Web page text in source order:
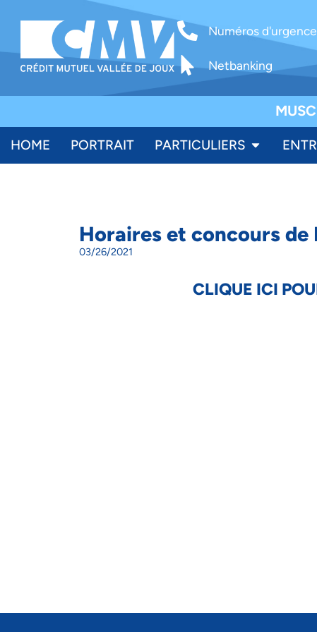
Numéros d'urgence
Netbanking
HOME PORTRAIT PARTICULIERS
Horaires et concours de
03/26/2021
CLIQUE ICI